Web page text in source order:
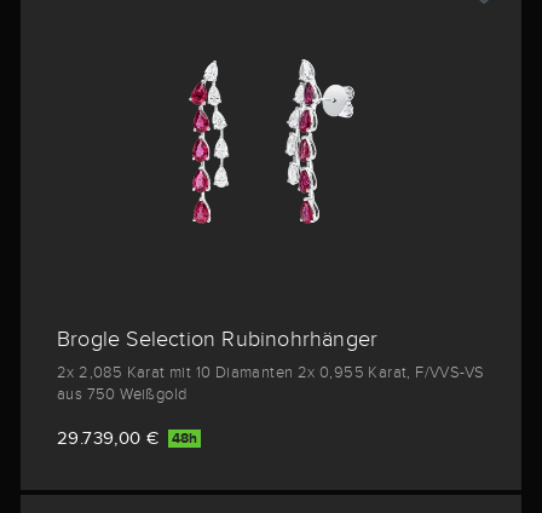
Brogle Selection Rubinohrhänger
2x 2,085 Karat mit 10 Diamanten 2x 0,955 Karat, F/VVS-VS
aus 750 Weißgold
29.739,00 € 48h